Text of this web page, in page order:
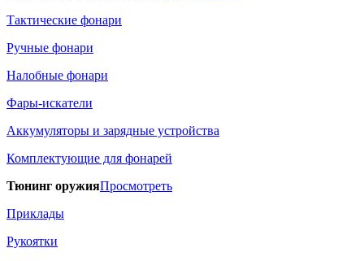
Тактические фонари
Ручные фонари
Налобные фонари
Фары-искатели
Аккумуляторы и зарядные устройства
Комплектующие для фонарей
Тюнинг оружияПросмотреть
Приклады
Рукоятки